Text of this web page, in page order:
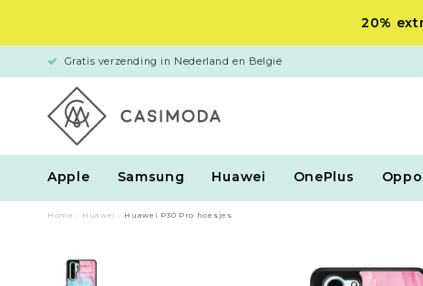
20%
Gratis verzending in Nederland en België
Apple Samsung Huawei OnePlus Oppo
Home Huawei Huawei P30 Pro hoesjes